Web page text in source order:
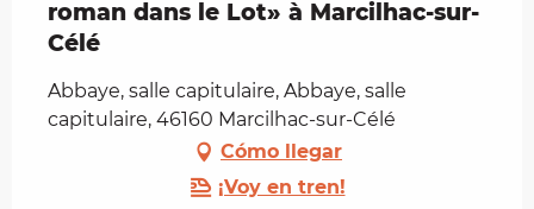
roman dans le Lot» à Marcilhac-sur-
Célé
Abbaye, salle capitulaire, Abbaye, salle
capitulaire, 46160 Marcilhac-sur-Célé
Cómo llegar
¡Voy en tren!